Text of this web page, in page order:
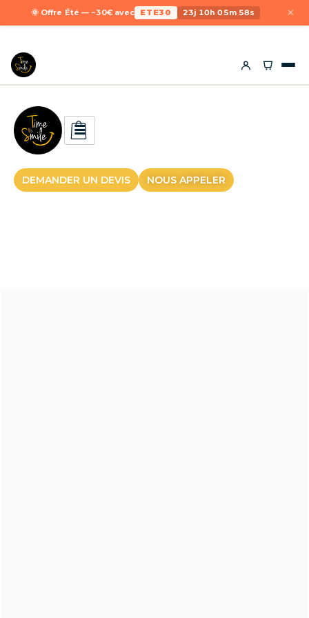
🌞 Offre Été — −30€ avec ETE30 23j 10h 05m 58s ×
DEMANDER UN DEVIS NOUS APPELER